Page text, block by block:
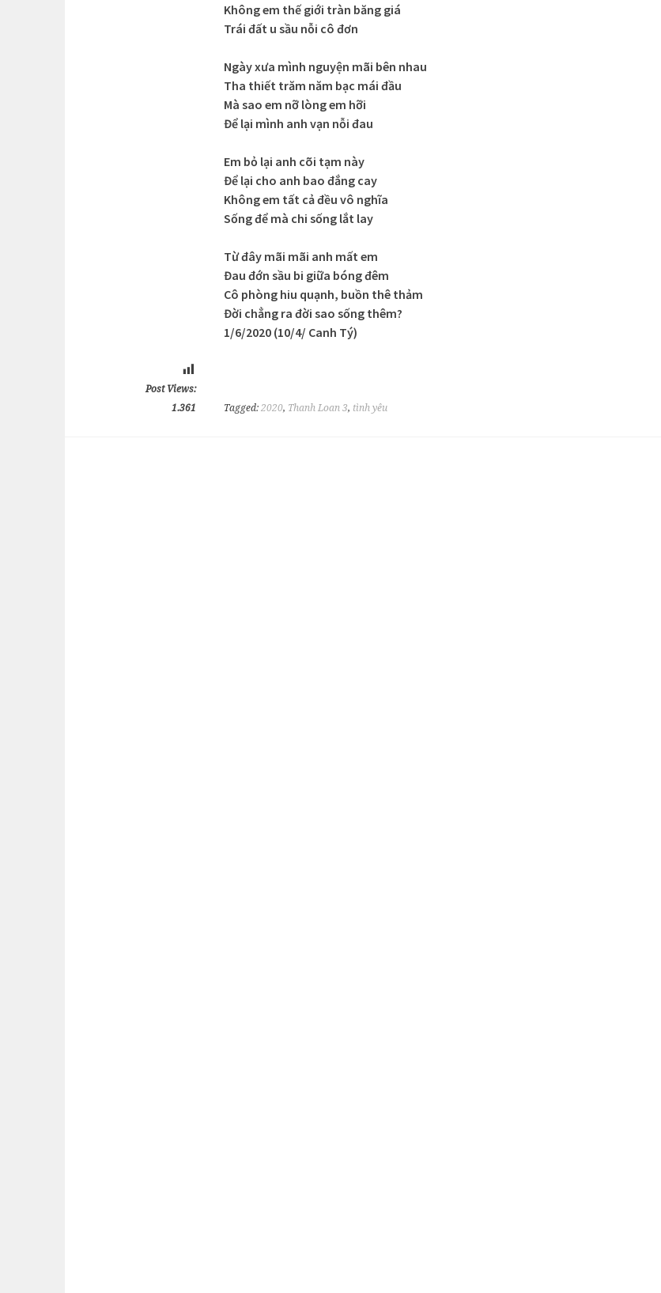
Không em thế giới tràn băng giá
Trái đất u sầu nỗi cô đơn
Ngày xưa mình nguyện mãi bên nhau
Tha thiết trăm năm bạc mái đầu
Mà sao em nỡ lòng em hỡi
Để lại mình anh vạn nỗi đau
Em bỏ lại anh cõi tạm này
Để lại cho anh bao đắng cay
Không em tất cả đều vô nghĩa
Sống để mà chi sống lắt lay
Từ đây mãi mãi anh mất em
Đau đớn sầu bi giữa bóng đêm
Cô phòng hiu quạnh, buồn thê thảm
Đời chẳng ra đời sao sống thêm?
1/6/2020 (10/4/ Canh Tý)
Post Views:
1.361
Tagged: 2020, Thanh Loan 3, tình yêu